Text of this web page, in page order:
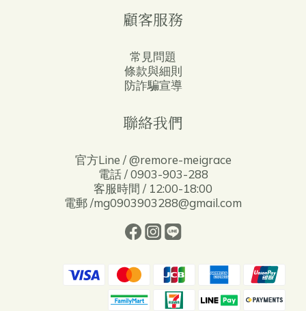
顧客服務
常見問題
條款與細則
防詐騙宣導
聯絡我們
官方Line / @remore-meigrace
電話 / 0903-903-288
客服時間 / 12:00-18:00
電郵 /mg0903903288@gmail.com